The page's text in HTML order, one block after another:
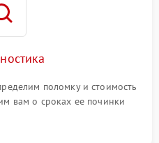
поломку и стоимость
вам о сроках ее починки